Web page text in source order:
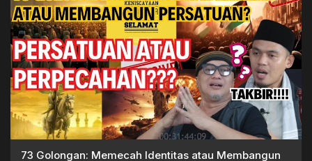
73 Golongan: Memecah Identitas atau Membangun